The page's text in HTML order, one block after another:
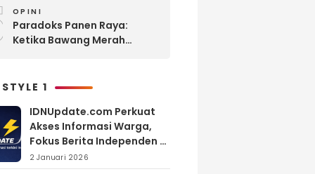
OPINI
Paradoks Panen Raya:
Ketika Bawang Merah
1
IDNUpdate.com Perkuat
Akses Informasi Warga,
Fokus Berita Independen di
Kabupaten Banyuasin
2 Januari 2026